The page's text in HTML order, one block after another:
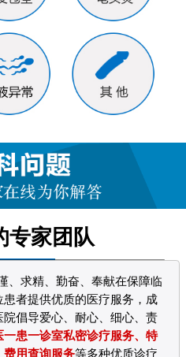
专家团队
、求精、勤奋、奉献在保障临
者提供优质的医疗服务，成
倡导爱心、耐心、细心、责
一患一诊室私密诊疗服务、特
费用查询服务等多种优质诊疗